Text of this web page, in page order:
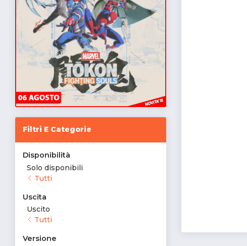
Filtri E Categorie
Disponibilità
Solo disponibili
Tutti
Uscita
Uscito
Tutti
Versione